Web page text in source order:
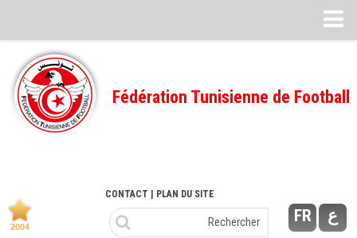
Feuille de match
FMI – 2022/2023
Ligue I – 2022/2023
Ligue I – 2020/2021
Fédération Tunisienne de Football
FR ع
CONTACT | PLAN DU SITE